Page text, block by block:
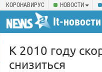
КОРОНАВИРУС НОВОСТИ
It-новости
К 2010 году
снизиться